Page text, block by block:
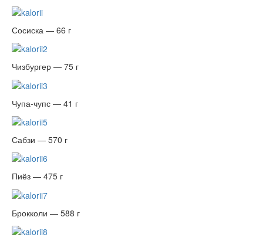
Сосиска — 66 г
Чизбургер — 75 г
Чупа-чупс — 41 г
Сабзи — 570 г
Пиёз — 475 г
Брокколи — 588 г